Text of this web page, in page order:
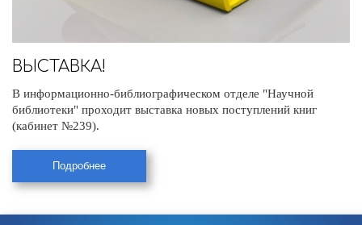
ВЫСТАВКА!
В информационно-библиографическом отделе "Научной
библиотеки" проходит выставка новых поступлений книг
(кабинет №239).
Подробнее